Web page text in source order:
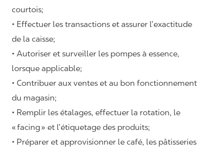
courtois;
• Effectuer les transactions et assurer l’exactitude
de la caisse;
• Autoriser et surveiller les pompes à essence,
lorsque applicable;
• Contribuer aux ventes et au bon fonctionnement
du magasin;
• Remplir les étalages, effectuer la rotation, le
«facing» et l’étiquetage des produits;
• Préparer et approvisionner le café, les pâtisseries